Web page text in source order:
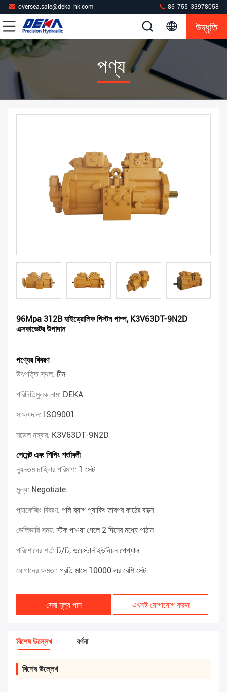
oversea.sale@deka-hk.com 86-755-33978058
উদ্ধৃতি
পণ্য
96Mpa 312B হাইড্রোলিক পিস্টন পাম্প, K3V63DT-9N2D
এক্সকাভেটর উপাদান
পণ্যের বিবরণ
উৎপত্তি স্থল: চীন
পরিচিতিমুলক নাম: DEKA
সাক্ষ্যদান: ISO9001
মডেল নম্বার: K3V63DT-9N2D
পেমেন্ট এবং শিপিং শর্তাবলী
ন্যূনতম চাহিদার পরিমাণ: 1 সেট
মূল্য: Negotiate
প্যাকেজিং বিবরণ: পলি ব্যাগ প্যাকিং তারপর কাঠের বাক্সে
ডেলিভারি সময়:স্টক পাওয়া গেলে 2 দিনের মধ্যে পাঠান
পরিশোধের শর্ত: টি/টি, ওয়েস্টার্ন ইউনিয়ন পেপ্যাল
যোগানের ক্ষমতা: প্রতি মাসে 10000 এর বেশি সেট
সেরা মূল্য পান এখনই যোগাযোগ করুন
বিশেষ উল্লেখ বর্ণনা
বিশেষ উল্লেখ